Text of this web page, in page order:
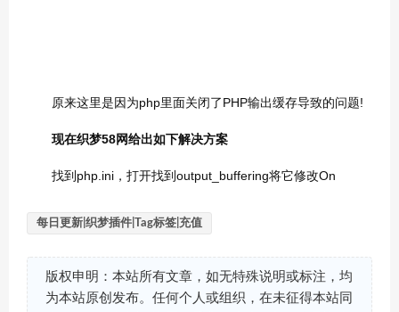
原来这里是因为php里面关闭了PHP输出缓存导致的问题!
现在织梦58网给出如下解决方案
找到php.ini，打开找到output_buffering将它修改On
每日更新|织梦插件|Tag标签|充值
版权申明：本站所有文章，如无特殊说明或标注，均
为本站原创发布。任何个人或组织，在未征得本站同